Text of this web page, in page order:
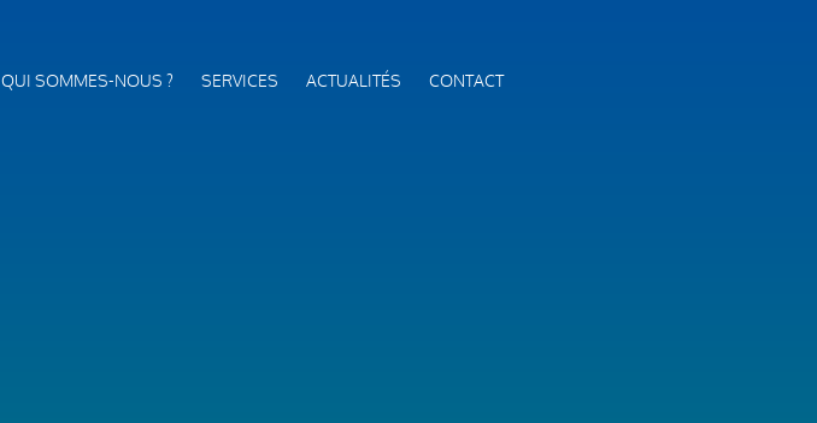
QUI SOMMES-NOUS ? SERVICES ACTUALITÉS CONTACT